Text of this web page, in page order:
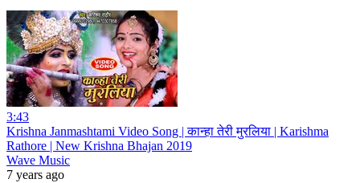
3:43
Krishna Janmashtami Video Song | कान्हा तेरी मुरलिया | Karishma
Rathore | New Krishna Bhajan 2019
Wave Music
7 years ago